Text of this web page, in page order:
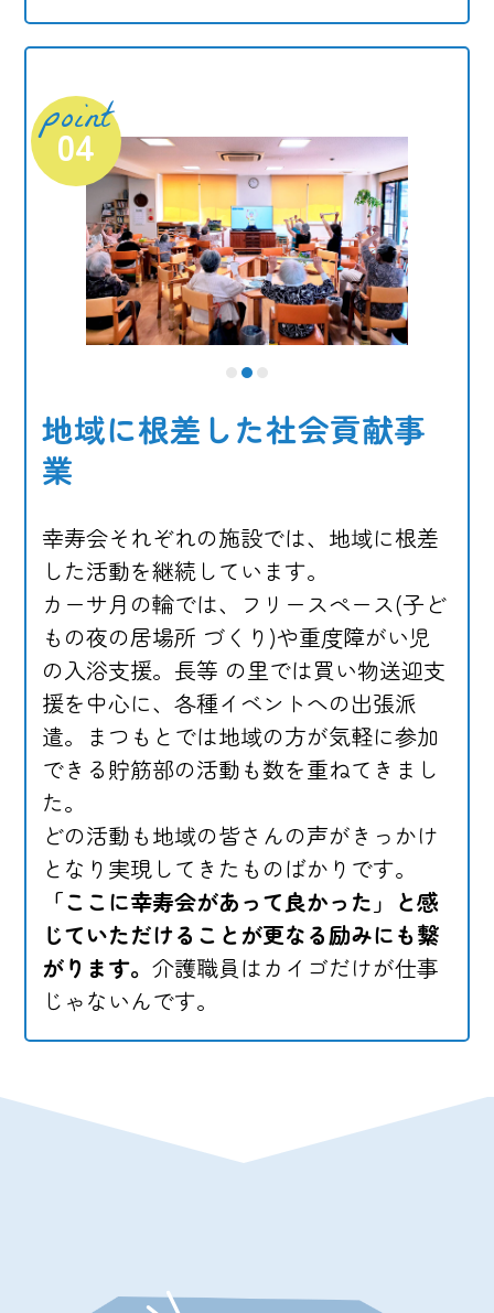
point
04
3
地域に根差した社会貢献事
業
幸寿会それぞれの施設では、地域に根差
した活動を継続しています。
カーサ月の輪では、フリースペース(子ど
もの夜の居場所 づくり)や重度障がい児
の入浴支援。長等 の里では買い物送迎支
援を中心に、各種イベントへの出張派
遣。まつもとでは地域の方が気軽に参加
できる貯筋部の活動も数を重ねてきまし
た。
どの活動も地域の皆さんの声がきっかけ
となり実現してきたものばかりです。
「ここに幸寿会があって良かった」と感
じていただけることが更なる励みにも繋
がります。介護職員はカイゴだけが仕事
じゃないんです。